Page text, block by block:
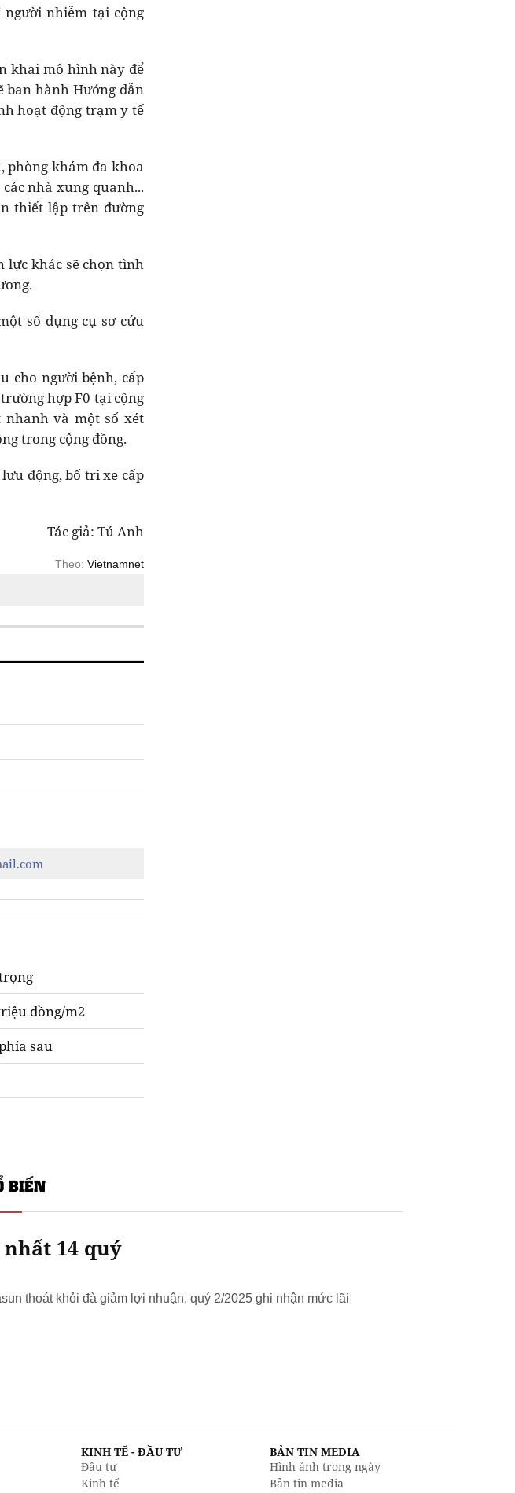
nhiễm tại cộng
khai mô hình này để
ban hành Hướng dẫn
hoạt động trạm y tế
khám đa khoa
nhà xung quanh...
thiết lập trên đường
lực khác sẽ chọn tình
số dụng cụ sơ cứu
cho người bệnh, cấp
hợp F0 tại cộng
nhanh và một số xét
trong cộng đồng.
động, bố tri xe cấp
Tác giả: Tú Anh
Theo: Vietnamnet
đồng/m2
sau
BIẾN
14 quý
thoát khỏi đà giảm lợi nhuận, quý 2/2025 ghi nhận mức lãi
KINH TẾ - ĐẦU TƯ
Đầu tư
Kinh tế
BẢN TIN MEDIA
Hình ảnh trong ngày
Bản tin media